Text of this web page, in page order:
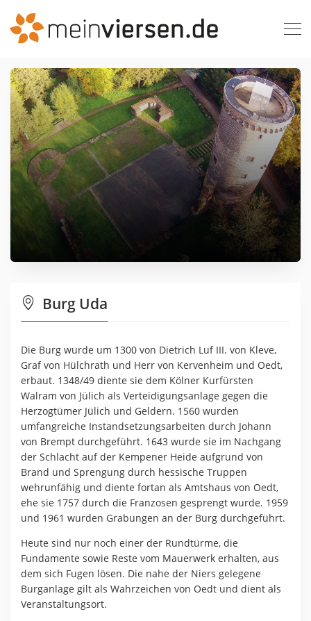
Burg Uda
Die Burg wurde um 1300 von Dietrich Luf III. von Kleve,
Graf von Hülchrath und Herr von Kervenheim und Oedt,
erbaut. 1348/49 diente sie dem Kölner Kurfürsten
Walram von Jülich als Verteidigungsanlage gegen die
Herzogtümer Jülich und Geldern. 1560 wurden
umfangreiche Instandsetzungsarbeiten durch Johann
von Brempt durchgeführt. 1643 wurde sie im Nachgang
der Schlacht auf der Kempener Heide aufgrund von
Brand und Sprengung durch hessische Truppen
wehrunfähig und diente fortan als Amtshaus von Oedt,
ehe sie 1757 durch die Franzosen gesprengt wurde. 1959
und 1961 wurden Grabungen an der Burg durchgeführt.
Heute sind nur noch einer der Rundtürme, die
Fundamente sowie Reste vom Mauerwerk erhalten, aus
dem sich Fugen lösen. Die nahe der Niers gelegene
Burganlage gilt als Wahrzeichen von Oedt und dient als
Veranstaltungsort.